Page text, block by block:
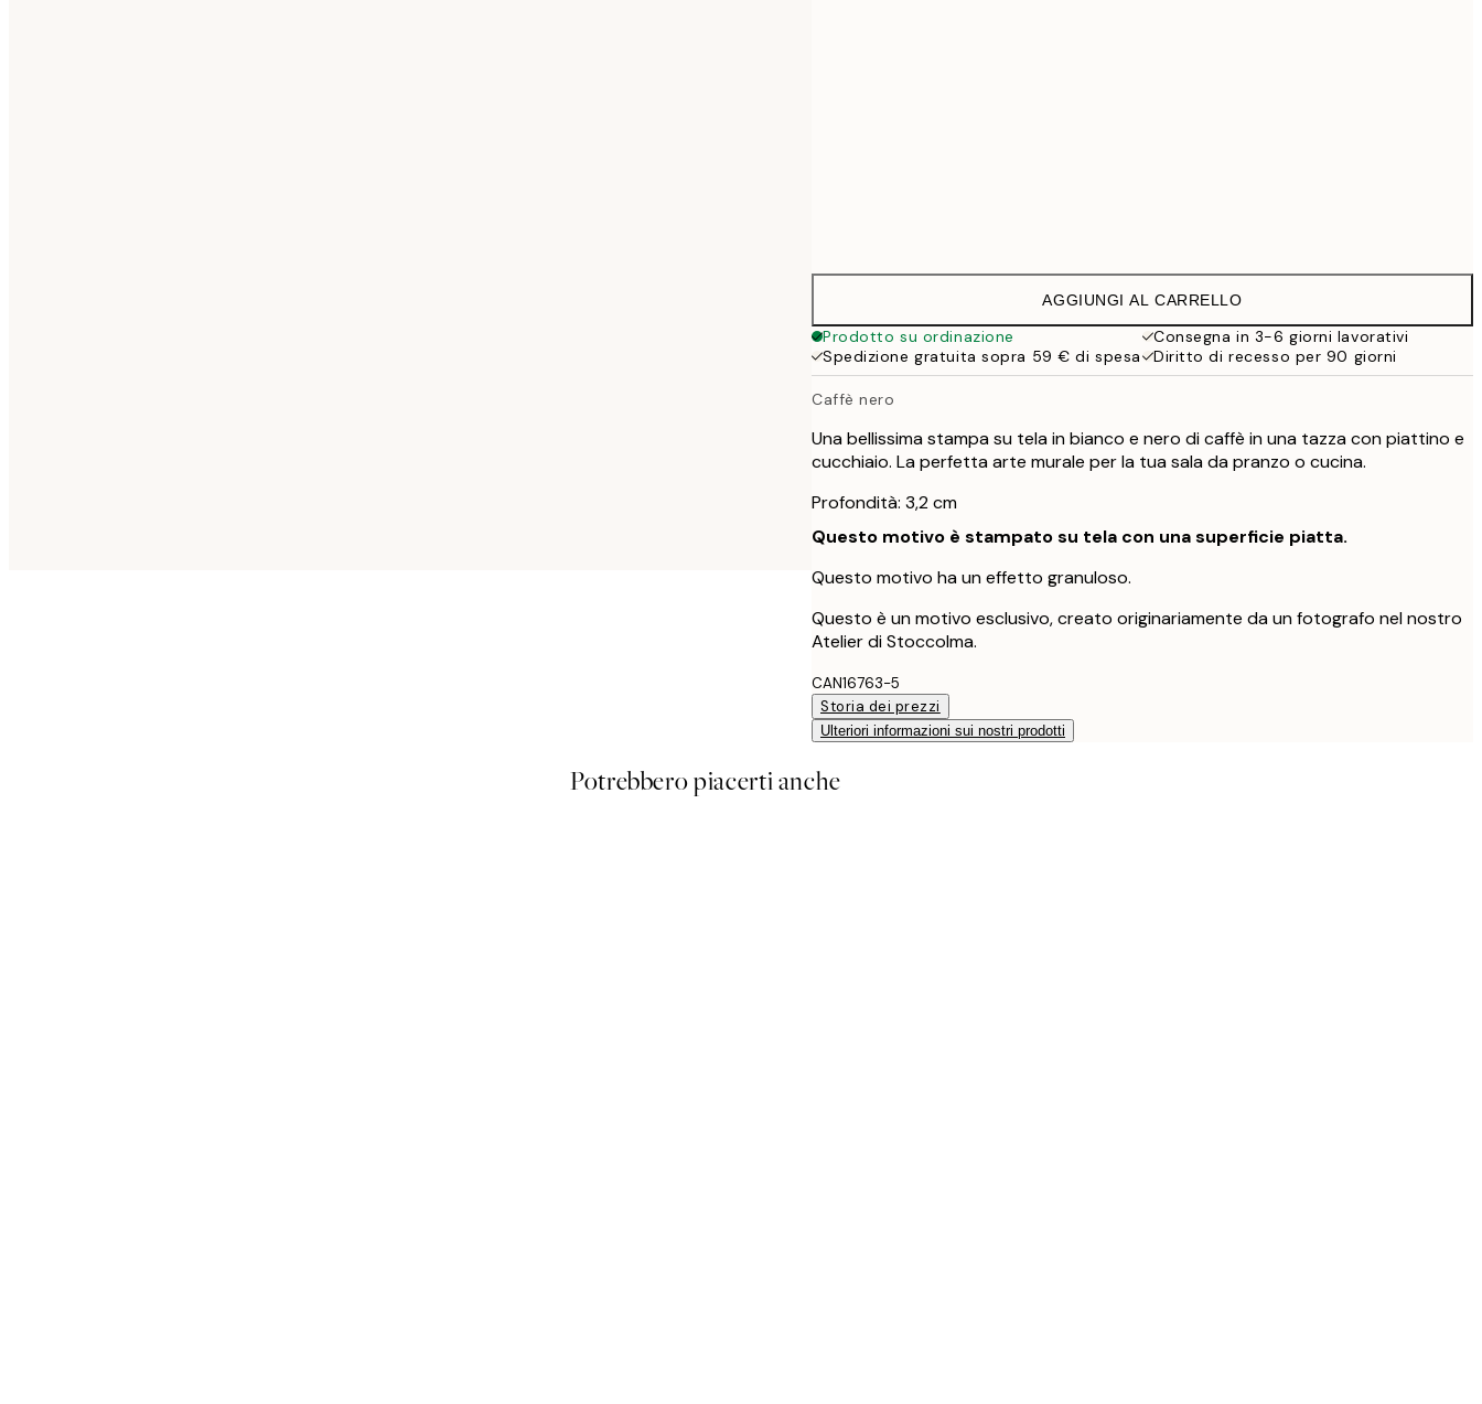
AGGIUNGI AL CARRELLO
Prodotto su ordinazione
Consegna in 3-6 giorni lavorativi
Spedizione gratuita sopra 59 € di spesa
Diritto di recesso per 90 giorni
Caffè nero
Una bellissima stampa su tela in bianco e nero di caffè in una tazza con piattino e
cucchiaio. La perfetta arte murale per la tua sala da pranzo o cucina.
Profondità: 3,2 cm
Questo motivo è stampato su tela con una superficie piatta.
Questo motivo ha un effetto granuloso.
Questo è un motivo esclusivo, creato originariamente da un fotografo nel nostro
Atelier di Stoccolma.
CAN16763-5
Storia dei prezzi
Ulteriori informazioni sui nostri prodotti
Potrebbero piacerti anche